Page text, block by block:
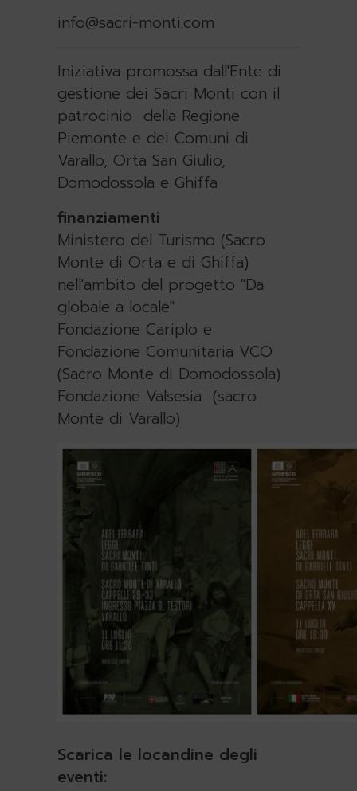
info@sacri-monti.com
Iniziativa promossa dall'Ente di
gestione dei Sacri Monti con il
patrocinio della Regione
Piemonte e dei Comuni di
Varallo, Orta San Giulio,
Domodossola e Ghiffa
finanziamenti
Ministero del Turismo (Sacro
Monte di Orta e di Ghiffa)
nell'ambito del progetto "Da
globale a locale"
Fondazione Cariplo e
Fondazione Comunitaria VCO
(Sacro Monte di Domodossola)
Fondazione Valsesia (sacro
Monte di Varallo)
Scarica le locandine degli
eventi: